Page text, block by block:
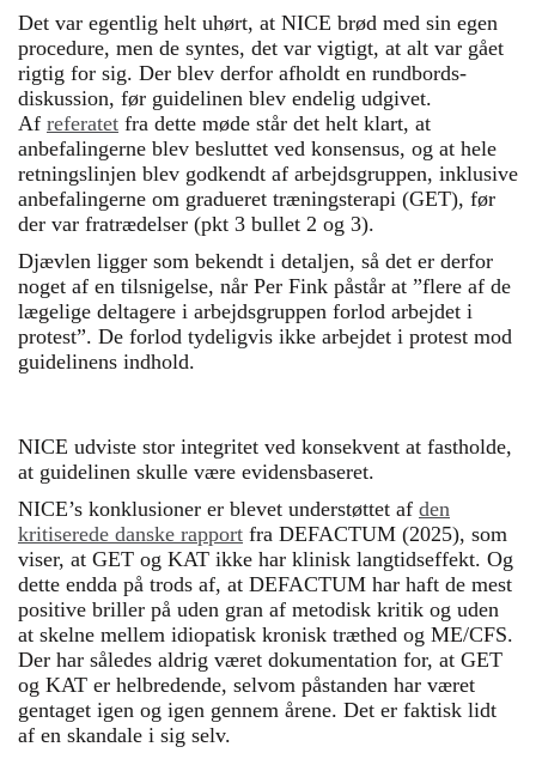
Det var egentlig helt uhørt, at NICE brød med sin egen
procedure, men de syntes, det var vigtigt, at alt var gået
rigtig for sig. Der blev derfor afholdt en rundbords-
diskussion, før guidelinen blev endelig udgivet.
Af referatet fra dette møde står det helt klart, at
anbefalingerne blev besluttet ved konsensus, og at hele
retningslinjen blev godkendt af arbejdsgruppen, inklusive
anbefalingerne om gradueret træningsterapi (GET), før
der var fratrædelser (pkt 3 bullet 2 og 3).
Djævlen ligger som bekendt i detaljen, så det er derfor
noget af en tilsnigelse, når Per Fink påstår at ”flere af de
lægelige deltagere i arbejdsgruppen forlod arbejdet i
protest”. De forlod tydeligvis ikke arbejdet i protest mod
guidelinens indhold.
NICE udviste stor integritet ved konsekvent at fastholde,
at guidelinen skulle være evidensbaseret.
NICE’s konklusioner er blevet understøttet af den
kritiserede danske rapport fra DEFACTUM (2025), som
viser, at GET og KAT ikke har klinisk langtidseffekt. Og
dette endda på trods af, at DEFACTUM har haft de mest
positive briller på uden gran af metodisk kritik og uden
at skelne mellem idiopatisk kronisk træthed og ME/CFS.
Der har således aldrig været dokumentation for, at GET
og KAT er helbredende, selvom påstanden har været
gentaget igen og igen gennem årene. Det er faktisk lidt
af en skandale i sig selv.